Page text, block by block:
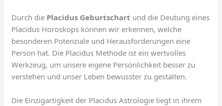
Durch die Placidus Geburtschart und die Deutung eines
Placidus Horoskops können wir erkennen, welche
besonderen Potenziale und Herausforderungen eine
Person hat. Die Placidus Methode ist ein wertvolles
Werkzeug, um unsere eigene Persönlichkeit besser zu
verstehen und unser Leben bewusster zu gestalten.
Die Einzigartigkeit der Placidus Astrologie liegt in ihrem